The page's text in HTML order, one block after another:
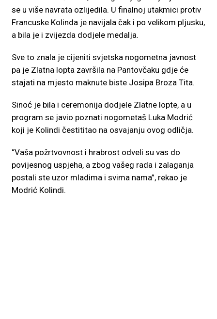
se u više navrata ozlijedila. U finalnoj utakmici protiv
Francuske Kolinda je navijala čak i po velikom pljusku,
a bila je i zvijezda dodjele medalja.
Sve to znala je cijeniti svjetska nogometna javnost
pa je Zlatna lopta završila na Pantovčaku gdje će
stajati na mjesto maknute biste Josipa Broza Tita.
Sinoć je bila i ceremonija dodjele Zlatne lopte, a u
program se javio poznati nogometaš Luka Modrić
koji je Kolindi čestititao na osvajanju ovog odličja.
“Vaša požrtvovnost i hrabrost odveli su vas do
povijesnog uspjeha, a zbog vašeg rada i zalaganja
postali ste uzor mladima i svima nama”, rekao je
Modrić Kolindi.